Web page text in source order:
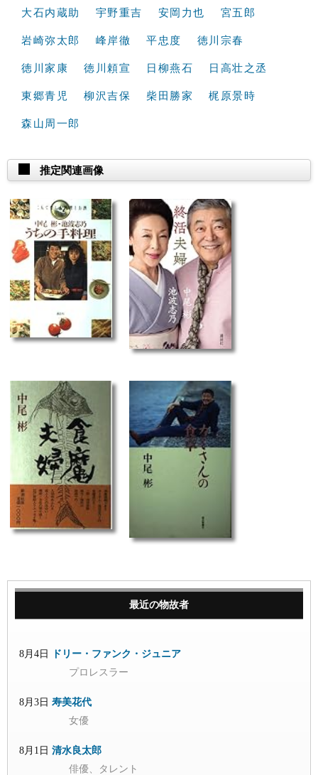
大石内蔵助 宇野重吉 安岡力也 宮五郎
岩崎弥太郎 峰岸徹 平忠度 徳川宗春
徳川家康 徳川頼宣 日柳燕石 日高壮之丞
東郷青児 柳沢吉保 柴田勝家 梶原景時
森山周一郎
推定関連画像
最近の物故者
8月4日
ドリー・ファンク・ジュニア
プロレスラー
8月3日 寿美花代
女優
8月1日 清水良太郎
俳優、タレント